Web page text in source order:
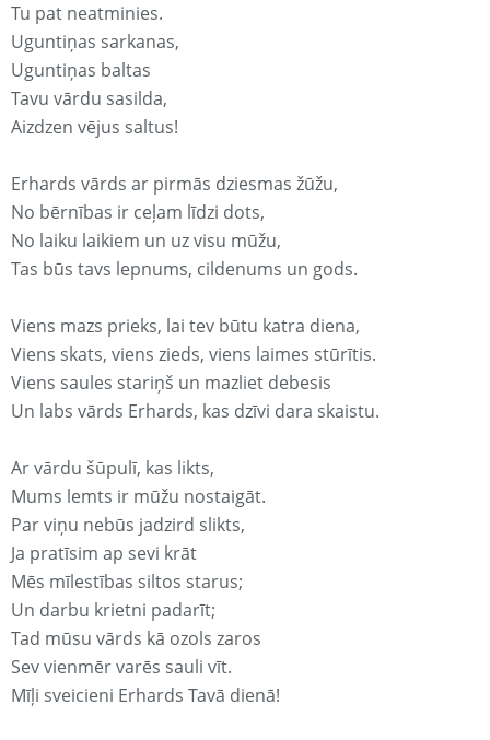
Tu pat neatminies.
Uguntiņas sarkanas,
Uguntiņas baltas
Tavu vārdu sasilda,
Aizdzen vējus saltus!
Erhards vārds ar pirmās dziesmas žūžu,
No bērnības ir ceļam līdzi dots,
No laiku laikiem un uz visu mūžu,
Tas būs tavs lepnums, cildenums un gods.
Viens mazs prieks, lai tev būtu katra diena,
Viens skats, viens zieds, viens laimes stūrītis.
Viens saules stariņš un mazliet debesis
Un labs vārds Erhards, kas dzīvi dara skaistu.
Ar vārdu šūpulī, kas likts,
Mums lemts ir mūžu nostaigāt.
Par viņu nebūs jadzird slikts,
Ja pratīsim ap sevi krāt
Mēs mīlestības siltos starus;
Un darbu krietni padarīt;
Tad mūsu vārds kā ozols zaros
Sev vienmēr varēs sauli vīt.
Mīļi sveicieni Erhards Tavā dienā!